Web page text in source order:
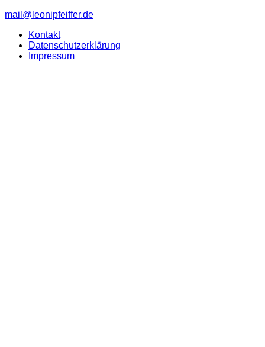
mail@leonipfeiffer.de
Kontakt
Datenschutzerklärung
Impressum